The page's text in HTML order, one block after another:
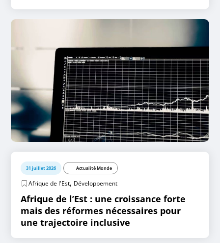
31 juillet 2026 Actualité Monde
Afrique de l'Est, Développement
Afrique de l’Est : une croissance forte
mais des réformes nécessaires pour
une trajectoire inclusive